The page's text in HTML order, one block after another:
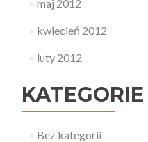
maj 2012
kwiecień 2012
luty 2012
KATEGORIE
Bez kategorii